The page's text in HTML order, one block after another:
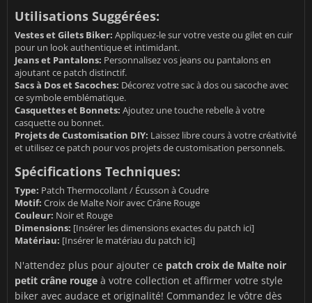
Utilisations Suggérées:
Vestes et Gilets Biker: Appliquez-le sur votre veste ou gilet en cuir
pour un look authentique et intimidant.
Jeans et Pantalons: Personnalisez vos jeans ou pantalons en
ajoutant ce patch distinctif.
Sacs à Dos et Sacoches: Décorez votre sac à dos ou sacoche avec
ce symbole emblématique.
Casquettes et Bonnets: Ajoutez une touche rebelle à votre
casquette ou bonnet.
Projets de Customisation DIY: Laissez libre cours à votre créativité
et utilisez ce patch pour vos projets de customisation personnels.
Spécifications Techniques:
Type: Patch Thermocollant / Écusson à Coudre
Motif: Croix de Malte Noir avec Crâne Rouge
Couleur: Noir et Rouge
Dimensions: [Insérer les dimensions exactes du patch ici]
Matériau: [Insérer le matériau du patch ici]
N'attendez plus pour ajouter ce patch croix de Malte noir
petit crâne rouge à votre collection et affirmer votre style
biker avec audace et originalité! Commandez le vôtre dès